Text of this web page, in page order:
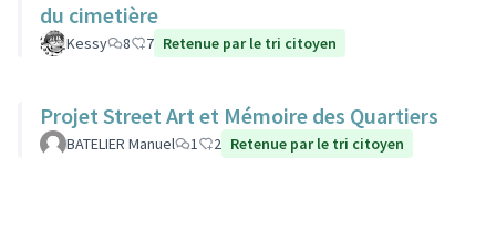
du cimetière
Kessy 8 7 Retenue par le tri citoyen
Projet Street Art et Mémoire des Quartiers
BATELIER Manuel 1 2 Retenue par le tri citoyen